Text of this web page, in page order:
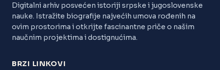
Digitalni arhiv posvećen istoriji srpske i jugoslovenske
nauke. Istražite biografije najvećih umova rođenih na
ovim prostorima i otkrijte fascinantne priče o našim
naučnim projektima i dostignućima.
BRZI LINKOVI